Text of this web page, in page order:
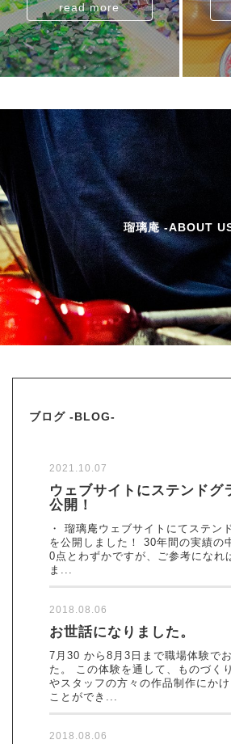
read more
瑠璃庵 -ABOUT
ブログ -BLOG-
2021.10.07
ウェブサイトにステンドグ
公開！
・ 瑠璃庵ウェブサイトにてステン
を公開しました！ 30年間の実績の
0点とわずかですが、ご参考になれ
ま...
2018.08.06
お世話になりました。
7月30 から8月3日まで職場体験で
た。 この体験を通して、ものづく
やスタッフの方々の作品制作にか
ことができ...
2018.08.06